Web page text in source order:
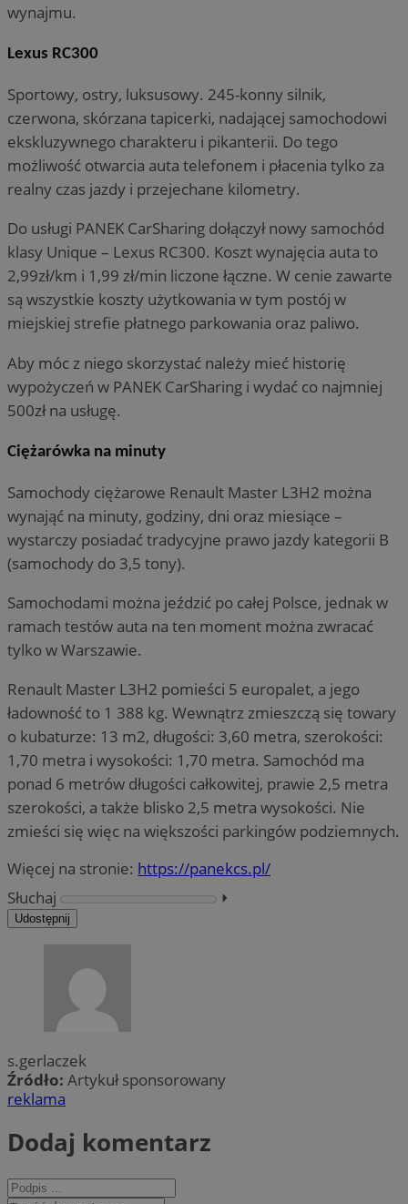
wynajmu.
Lexus RC300
Sportowy, ostry, luksusowy. 245-konny silnik,
czerwona, skórzana tapicerki, nadającej samochodowi
ekskluzywnego charakteru i pikanterii. Do tego
możliwość otwarcia auta telefonem i płacenia tylko za
realny czas jazdy i przejechane kilometry.
Do usługi PANEK CarSharing dołączył nowy samochód
klasy Unique – Lexus RC300. Koszt wynajęcia auta to
2,99zł/km i 1,99 zł/min liczone łączne. W cenie zawarte
są wszystkie koszty użytkowania w tym postój w
miejskiej strefie płatnego parkowania oraz paliwo.
Aby móc z niego skorzystać należy mieć historię
wypożyczeń w PANEK CarSharing i wydać co najmniej
500zł na usługę.
Ciężarówka na minuty
Samochody ciężarowe Renault Master L3H2 można
wynająć na minuty, godziny, dni oraz miesiące –
wystarczy posiadać tradycyjne prawo jazdy kategorii B
(samochody do 3,5 tony).
Samochodami można jeździć po całej Polsce, jednak w
ramach testów auta na ten moment można zwracać
tylko w Warszawie.
Renault Master L3H2 pomieści 5 europalet, a jego
ładowność to 1 388 kg. Wewnątrz zmieszczą się towary
o kubaturze: 13 m2, długości: 3,60 metra, szerokości:
1,70 metra i wysokości: 1,70 metra. Samochód ma
ponad 6 metrów długości całkowitej, prawie 2,5 metra
szerokości, a także blisko 2,5 metra wysokości. Nie
zmieści się więc na większości parkingów podziemnych.
Więcej na stronie: https://panekcs.pl/
Słuchaj
⏵︎
Udostępnij
s.gerlaczek
Źródło: Artykuł sponsorowany
reklama
Dodaj komentarz